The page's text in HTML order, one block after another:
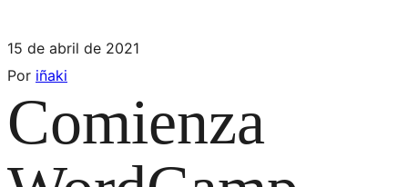
15 de abril de 2021
Por iñaki
Comienza